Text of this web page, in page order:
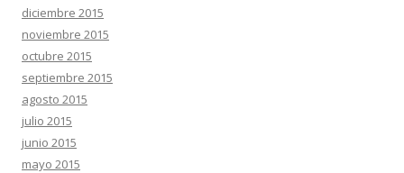
diciembre 2015
noviembre 2015
octubre 2015
septiembre 2015
agosto 2015
julio 2015
junio 2015
mayo 2015